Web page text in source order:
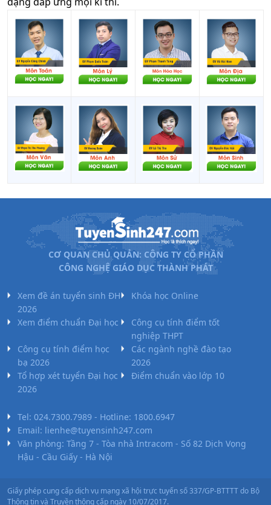
CƠ QUAN CHỦ QUẢN: CÔNG TY CỔ PHẦN
CÔNG NGHỆ GIÁO DỤC THÀNH PHÁT
Xem đề án tuyển sinh ĐH
2026
Khóa học Online
Xem điểm chuẩn Đại học
Công cụ tính điểm tốt
nghiệp THPT
Công cụ tính điểm học
bạ 2026
Các ngành nghề đào tạo
2026
Tổ hợp xét tuyển Đại học
2026
Điểm chuẩn vào lớp 10
Tel: 024.7300.7989 - Hotline: 1800.6947
Email: lienhe@tuyensinh247.com
Văn phòng: Tầng 7 - Tòa nhà Intracom - Số 82 Dịch Vọng
Hậu - Cầu Giấy - Hà Nội
Giấy phép cung cấp dịch vụ mạng xã hội trực tuyến số 337/GP-BTTTT do Bộ
Thông tin và Truyền thông cấp ngày 10/07/2017.